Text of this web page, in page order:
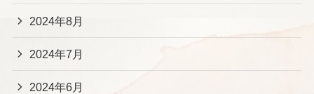
2024年8月
2024年7月
2024年6月